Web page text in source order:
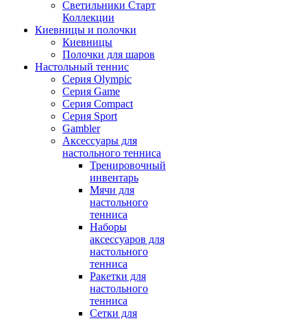
Светильники Старт
Коллекции
Киевницы и полочки
Киевницы
Полочки для шаров
Настольный теннис
Серия Olympic
Серия Game
Серия Compact
Серия Sport
Gambler
Аксессуары для
настольного тенниса
Тренировочный
инвентарь
Мячи для
настольного
тенниса
Наборы
аксессуаров для
настольного
тенниса
Ракетки для
настольного
тенниса
Сетки для